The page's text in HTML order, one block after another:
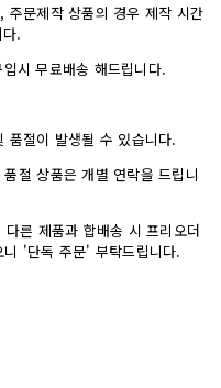
주문제작 상품의 경우 제작 시간
.
시 무료배송 해드립니다.
품절이 발생될 수 있습니다.
절 상품은 개별 연락을 드립니
른 제품과 합배송 시 프리오더
'단독 주문' 부탁드립니다.